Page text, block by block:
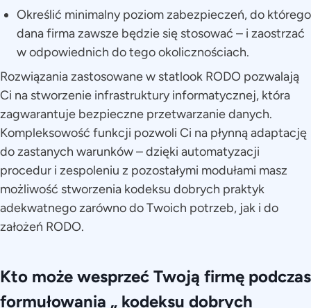
Określić minimalny poziom zabezpieczeń, do którego
dana firma zawsze będzie się stosować – i zaostrzać
w odpowiednich do tego okolicznościach.
Rozwiązania zastosowane w statlook RODO pozwalają
Ci na stworzenie infrastruktury informatycznej, która
zagwarantuje bezpieczne przetwarzanie danych.
Kompleksowość funkcji pozwoli Ci na płynną adaptację
do zastanych warunków – dzięki automatyzacji
procedur i zespoleniu z pozostałymi modułami masz
możliwość stworzenia kodeksu dobrych praktyk
adekwatnego zarówno do Twoich potrzeb, jak i do
założeń RODO.
Kto może wesprzeć Twoją firmę podczas
formułowania „ kodeksu dobrych